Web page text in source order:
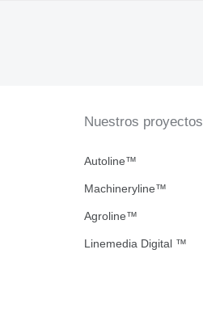
Nuestros proyectos
Autoline™
Machineryline™
Agroline™
Linemedia Digital ™